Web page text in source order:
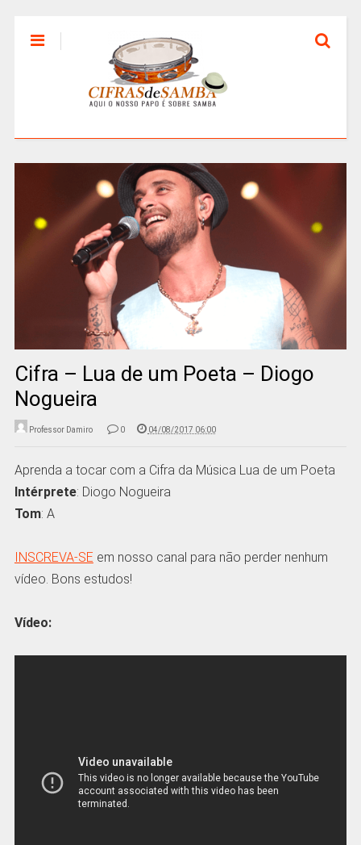
Cifra – Lua de um Poeta – Diogo
Nogueira
Professor Damiro 0 04/08/2017 06:00
Aprenda a tocar com a Cifra da Música Lua de um Poeta
Intérprete: Diogo Nogueira
Tom: A
INSCREVA-SE em nosso canal para não perder nenhum
vídeo. Bons estudos!
Vídeo: